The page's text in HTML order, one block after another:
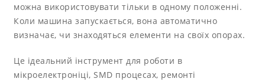
можна використовувати тільки в одному положенні.
Коли машина запускається, вона автоматично
визначає, чи знаходяться елементи на своїх опорах.
Це ідеальний інструмент для роботи в
мікроелектроніці, SMD процесах, ремонті